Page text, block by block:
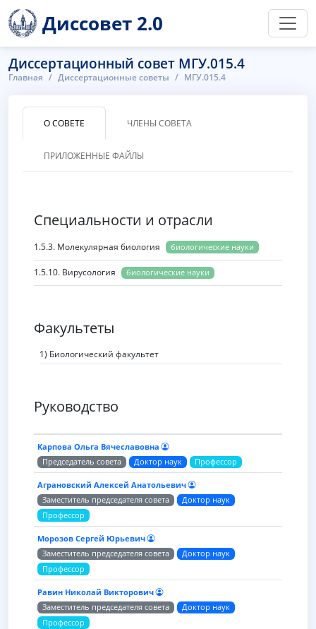
Диссовет 2.0
Диссертационный совет МГУ.015.4
Главная Диссертационные советы МГУ.015.4
О СОВЕТЕ ЧЛЕНЫ СОВЕТА
ПРИЛОЖЕННЫЕ ФАЙЛЫ
Специальности и отрасли
1.5.3. Молекулярная биология биологические науки
1.5.10. Вирусология биологические науки
Факультеты
1) Биологический факультет
Руководство
Карпова Ольга Вячеславовна
Председатель совета
Доктор наук Профессор
Аграновский Алексей Анатольевич
Заместитель председателя совета
Доктор наук
Профессор
Морозов Сергей Юрьевич
Заместитель председателя совета
Доктор наук
Профессор
Равин Николай Викторович
Заместитель председателя совета
Доктор наук
Профессор